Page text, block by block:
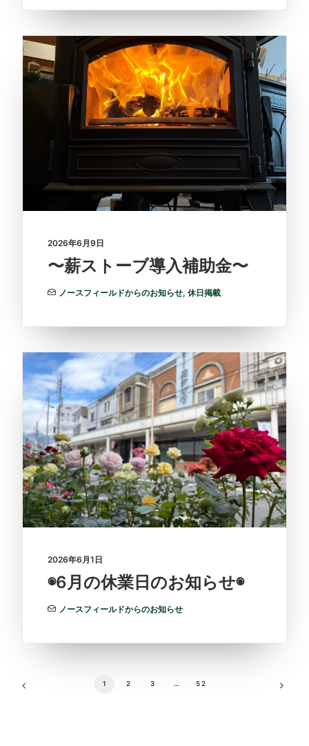
2026年6月9日
〜薪ストーブ導入補助金〜
ノースフィールドからのお知らせ, 休日掲載
2026年6月1日
◉6月の休業日のお知らせ◉
ノースフィールドからのお知らせ
1 2 3 … 52